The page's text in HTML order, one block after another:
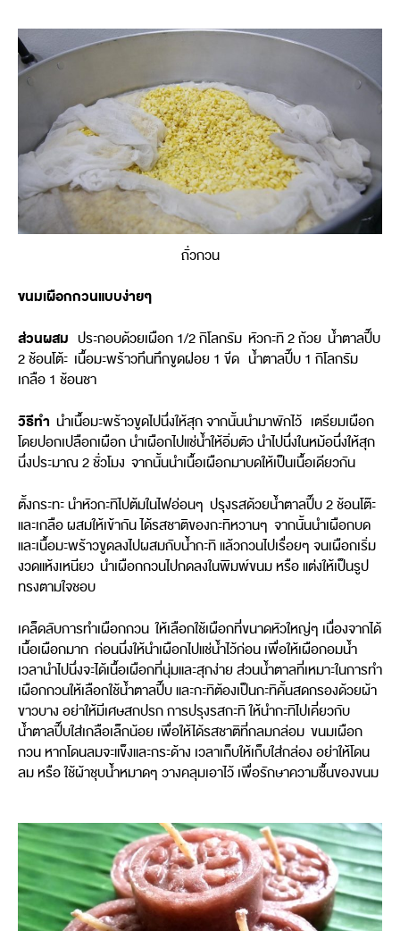
ถั่วกวน
ขนมเผือกกวนแบบง่ายๆ
ส่วนผสม ประกอบด้วยเผือก 1/2 กิโลกรัม หัวกะทิ 2 ถ้วย น้ำตาลปี๊บ
2 ช้อนโต้ะ เนื้อมะพร้าวทึนทึกขูดฝอย 1 ขีด น้ำตาลปี๊บ 1 กิโลกรัม
เกลือ 1 ช้อนชา
วิธีทำ นำเนื้อมะพร้าวขูดไปนึ่งให้สุก จากนั้นนำมาพักไว้ เตรียมเผือก
โดยปอกเปลือกเผือก นำเผือกไปแช่น้ำให้อิ่มตัว นำไปนึ่งในหม้อนึ่งให้สุก
นึ่งประมาณ 2 ชั่วโมง จากนั้นนำเนื้อเผือกมาบดให้เป็นเนื้อเดียวกัน
ตั้งกระทะ นำหัวกะทิไปต้มในไฟอ่อนๆ ปรุงรสด้วยน้ำตาลปี๊บ 2 ช้อนโต๊ะ
และเกลือ ผสมให้เข้ากัน ได้รสชาติของกะทิหวานๆ จากนั้นนำเผือกบด
และเนื้อมะพร้าวขูดลงไปผสมกับน้ำกะทิ แล้วกวนไปเรื่อยๆ จนเผือกเริ่ม
งวดแห้งเหนียว นำเผือกกวนไปกดลงในพิมพ์ขนม หรือ แต่งให้เป็นรูป
ทรงตามใจชอบ
เคล็ดลับการทำเผือกกวน ให้เลือกใช้เผือกที่ขนาดหัวใหญ่ๆ เนื่องจากได้
เนื้อเผือกมาก ก่อนนึ่งให้นำเผือกไปแช่น้ำไว้ก่อน เพื่อให้เผือกอมน้ำ
เวลานำไปนึ่งจะได้เนื้อเผือกที่นุ่มและสุกง่าย ส่วนน้ำตาลที่เหมาะในการทำ
เผือกกวนให้เลือกใช้น้ำตาลปี๊บ และกะทิต้องเป็นกะทิคั้นสดกรองด้วยผ้า
ขาวบาง อย่าให้มีเศษสกปรก การปรุงรสกะทิ ให้นำกะทิไปเคี่ยวกับ
น้ำตาลปี๊บใส่เกลือเล็กน้อย เพื่อให้ได้รสชาติที่กลมกล่อม ขนมเผือก
กวน หากโดนลมจะแข็งและกระด้าง เวลาเก็บให้เก็บใส่กล่อง อย่าให้โดน
ลม หรือ ใช้ผ้าชุบน้ำหมาดๆ วางคลุมเอาไว้ เพื่อรักษาความชื้นของขนม